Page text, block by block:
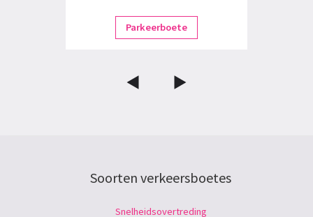
Parkeerboete
Soorten verkeersboetes
Snelheidsovertreding